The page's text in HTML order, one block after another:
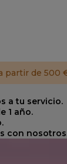
partir de 500
a tu servicio.
1 año.
con